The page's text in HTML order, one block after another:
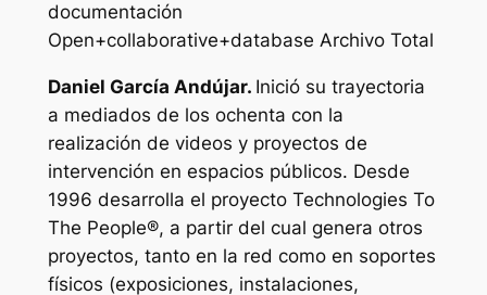
documentación
Open+collaborative+database Archivo Total
Daniel García Andújar. Inició su trayectoria
a mediados de los ochenta con la
realización de videos y proyectos de
intervención en espacios públicos. Desde
1996 desarrolla el proyecto Technologies To
The People®, a partir del cual genera otros
proyectos, tanto en la red como en soportes
físicos (exposiciones, instalaciones,